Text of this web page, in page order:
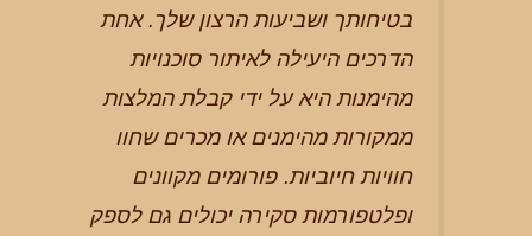
בטיחותך ושביעות הרצון שלך. אחת
הדרכים היעילה לאיתור סוכנויות
מהימנות היא על ידי קבלת המלצות
ממקורות מהימנים או מכרים שחוו
חוויות חיוביות. פורומים מקוונים
ופלטפורמות סקירה יכולים גם לספק